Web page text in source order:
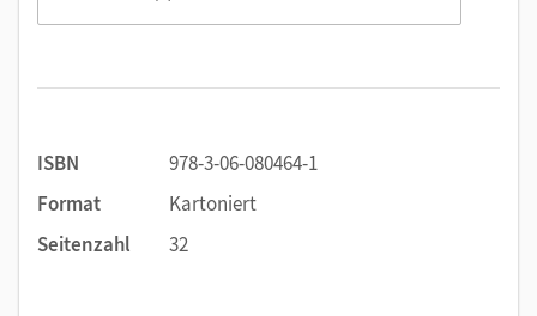
ISBN
978-3-06-080464-1
Format
Kartoniert
Seitenzahl
32